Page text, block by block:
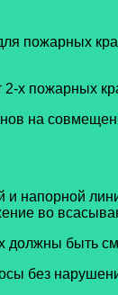
пожарных
пожарных
на
напорной
во
быть
без